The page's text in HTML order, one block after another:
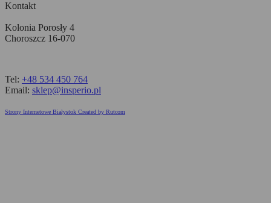
Kontakt
Kolonia Porosły 4
Choroszcz 16-070
Tel: +48 534 450 764
Email: sklep@insperio.pl
Strony Internetowe Białystok Created by Rutcom